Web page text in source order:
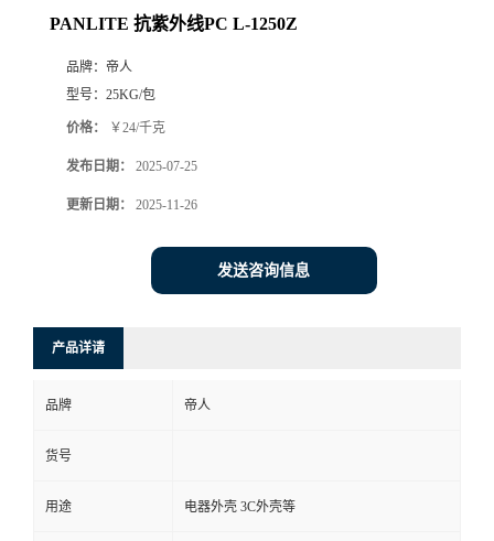
PANLITE 抗紫外线PC L-1250Z
品牌： 帝人
型号： 25KG/包
价格： ￥24/千克
发布日期： 2025-07-25
更新日期： 2025-11-26
发送咨询信息
产品详请
品牌 帝人
货号
用途 电器外壳 3C外壳等